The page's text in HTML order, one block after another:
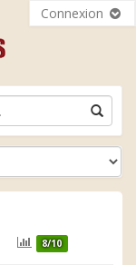
Connexion
8/10